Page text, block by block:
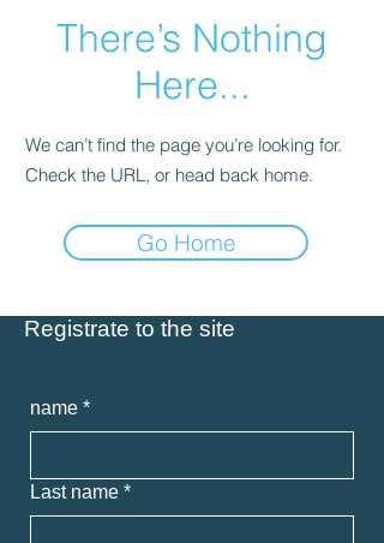
There’s Nothing
Here...
We can’t find the page you’re looking for.
Check the URL, or head back home.
Go Home
Registrate to the site
name *
Last name *